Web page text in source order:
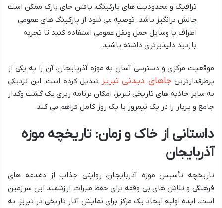
ترافیک و محدودیت های پارکینگ، یافتن جای پارک ممکن است
چالش برانگیز باشد. توصیه می شود از پارکینگ های عمومی
اطراف یا وسایل حمل ونقل عمومی استفاده کنید تا تجربه
بازدید دلپذیرتری داشته باشید.
موقعیت مرکزی و دسترسی آسان به موزه آذربایجان، آن را به یکی از
پرطرفدارترین جاهای دیدنی تبریز تبدیل کرده است. این نزدیکی
به سایر جاذبه های تاریخی تبریز، امکان برنامه ریزی یک گشت وگذار
جامع و پربار را در یک نیمروز یا یک روز کامل فراهم می کند.
داستانی از خاک و زمان: تاریخچه موزه
آذربایجان
تاریخچه تأسیس موزه آذربایجان، روایتی جذاب از دغدغه های
فرهنگی و تلاش های بی وقفه برای حفظ میراث ارزشمند این سرزمین
است. ایده اولیه ایجاد یک مرکز برای نمایش آثار تاریخی در تبریز، به